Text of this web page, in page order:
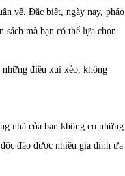
về. Đặc biệt, ngày nay, pháo
mà bạn có thể lựa chọn
những điều xui xẻo, không
nhà của bạn không có những
đáo được nhiều gia đình ưa